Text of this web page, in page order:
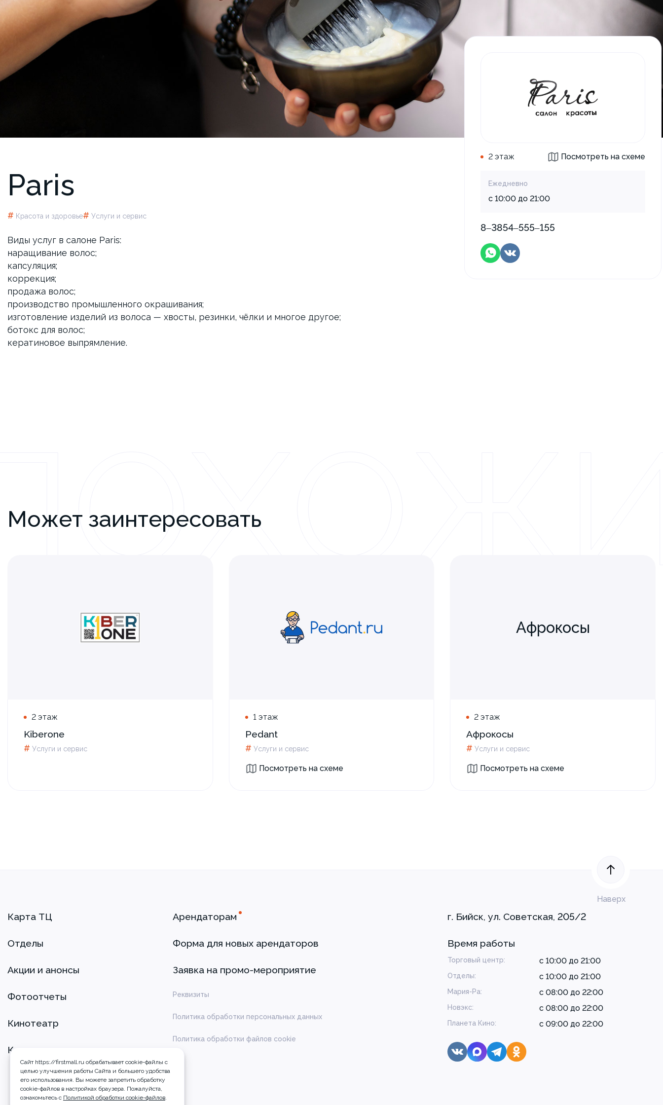
Paris
# Красота и здоровье# Услуги и сервис
Виды услуг в салоне Paris:
наращивание волос;
капсуляция;
коррекция;
продажа волос;
производство промышленного окрашивания;
изготовление изделий из волоса — хвосты, резинки, чёлки и многое другое;
ботокс для волос;
кератиновое выпрямление.
2 этаж Посмотреть на схеме
Ежедневно
с 10:00 до 21:00
8‒3854‒555‒155
Может заинтересовать
2 этаж
Kiberone
# Услуги и сервис
1 этаж
Pedant
# Услуги и сервис
Посмотреть на схеме
Афрокосы
2 этаж
Афрокосы
#Услуги и сервис
Посмотреть на схеме
Наверх
Карта ТЦ
Отделы
Акции и анонсы
Фотоотчеты
Кинотеатр
Контакты
Арендаторам
Форма для новых арендаторов
Заявка на промо-мероприятие
Реквизиты
Политика обработки персональных данных
Политика обработки файлов cookie
г. Бийск, ул. Советская, 205/2
Время работы
Торговый центр: с 10:00 до 21:00
Отделы: с 10:00 до 21:00
Мария-Ра: с 08:00 до 22:00
Новэкс: с 08:00 до 22:00
Планета Кино: с 09:00 до 22:00
Сайт https://firstmall.ru обрабатывает cookie-файлы с
целью улучшения работы Сайта и большего удобства
его использования. Вы можете запретить обработку
сookie-файлов в настройках браузера. Пожалуйста,
ознакомьтесь с Политикой обработки cookie-файлов.